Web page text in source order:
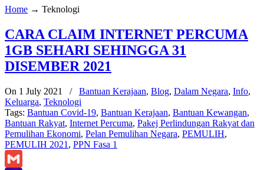
Home → Teknologi
CARA CLAIM INTERNET PERCUMA
1GB SEHARI SEHINGGA 31
DISEMBER 2021
On 1 July 2021 / Bantuan Kerajaan, Blog, Dalam Negara, Info,
Keluarga, Teknologi
Tags: Bantuan Covid-19, Bantuan Kerajaan, Bantuan Kewangan,
Bantuan Rakyat, Internet Percuma, Pakej Perlindungan Rakyat dan
Pemulihan Ekonomi, Pelan Pemulihan Negara, PEMULIH,
PEMULIH 2021 , PPN Fasa 1